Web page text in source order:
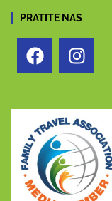
PRATITE NAS